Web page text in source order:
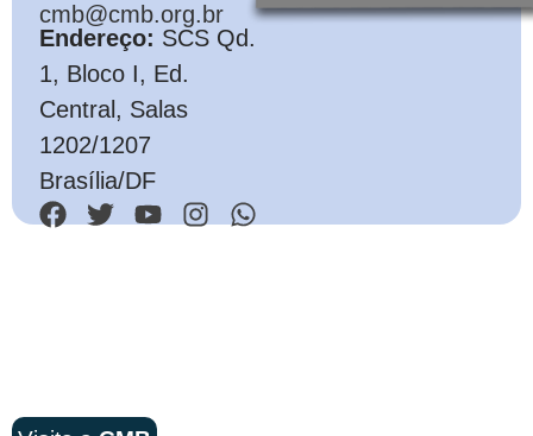
cmb@cmb.org.br
Endereço: SCS Qd.
1, Bloco I, Ed.
Central, Salas
1202/1207
Brasília/DF